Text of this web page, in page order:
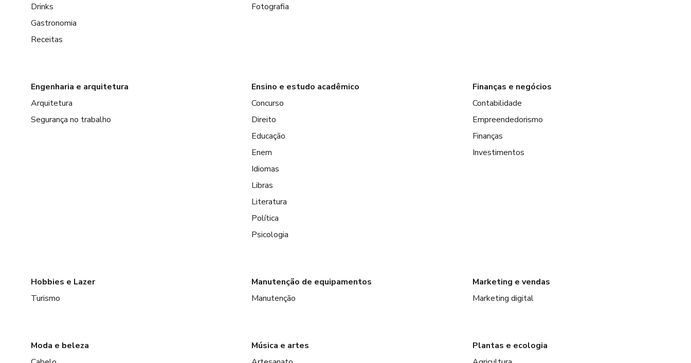
Drinks
Gastronomia
Receitas
Fotografia
Engenharia e arquitetura
Arquitetura
Segurança no trabalho
Ensino e estudo acadêmico
Concurso
Direito
Educação
Enem
Idiomas
Libras
Literatura
Política
Psicologia
Finanças e negócios
Contabilidade
Empreendedorismo
Finanças
Investimentos
Hobbies e Lazer
Turismo
Manutenção de equipamentos
Manutenção
Marketing e vendas
Marketing digital
Moda e beleza
Música e artes
Plantas e ecologia